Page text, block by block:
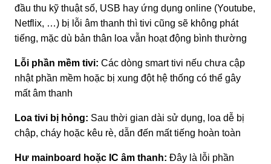
đầu thu kỹ thuật số, USB hay ứng dụng online (Youtube,
Netflix, …) bị lỗi âm thanh thì tivi cũng sẽ không phát
tiếng, mặc dù bản thân loa vẫn hoạt động bình thường
Lỗi phần mềm tivi: Các dòng smart tivi nếu chưa cập
nhật phần mềm hoặc bị xung đột hệ thống có thể gây
mất âm thanh
Loa tivi bị hỏng: Sau thời gian dài sử dụng, loa dễ bị
chập, cháy hoặc kêu rè, dẫn đến mất tiếng hoàn toàn
Hư mainboard hoặc IC âm thanh: Đây là lỗi phần